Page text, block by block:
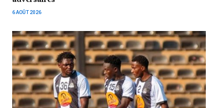
6 AOÛT 2026